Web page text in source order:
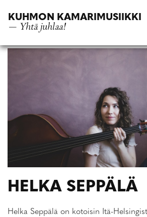
suoraan
KUHMON KAMARIMUSIIKKI
— Yhtä juhlaa!
HELKA SEPPÄLÄ
Helka Seppälä on kotoisin Itä-